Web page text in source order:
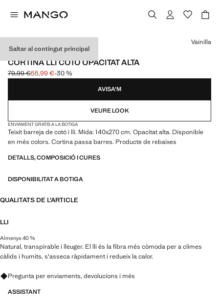
Saltar al contingut principal
LLI
CORTINA LLI COTÓ OPACITAT ALTA
Preu inicial ratllat [79,99 € ]
79,99 €
Preu actual [55,99 € ]
55,99 €-30 %
Selecciona un color
Vainilla
AVISA'M
VEURE LOOK
ENVIAMENT GRATIS A LA BOTIGA
Teixit barreja de cotó i lli. Mida: 140x270 cm. Opacitat alta. Disponible
en més colors. Cortina passa barres. Producte de rebaixes
DETALLS, COMPOSICIÓ I CURES
DISPONIBILITAT A BOTIGA
QUALITATS DE L'ARTICLE
LLI
Almenys 40 %
Natural, transpirable i lleuger. El lli és la fibra més còmoda per a climes
càlids i humits, s'asseca ràpidament i redueix la calor.
Pregunta per enviaments, devolucions i més
ASSISTANT